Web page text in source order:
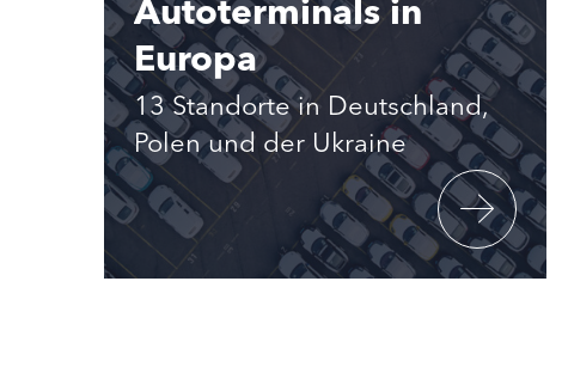
Europa
13 Standorte in Deutschland,
Polen und der Ukraine